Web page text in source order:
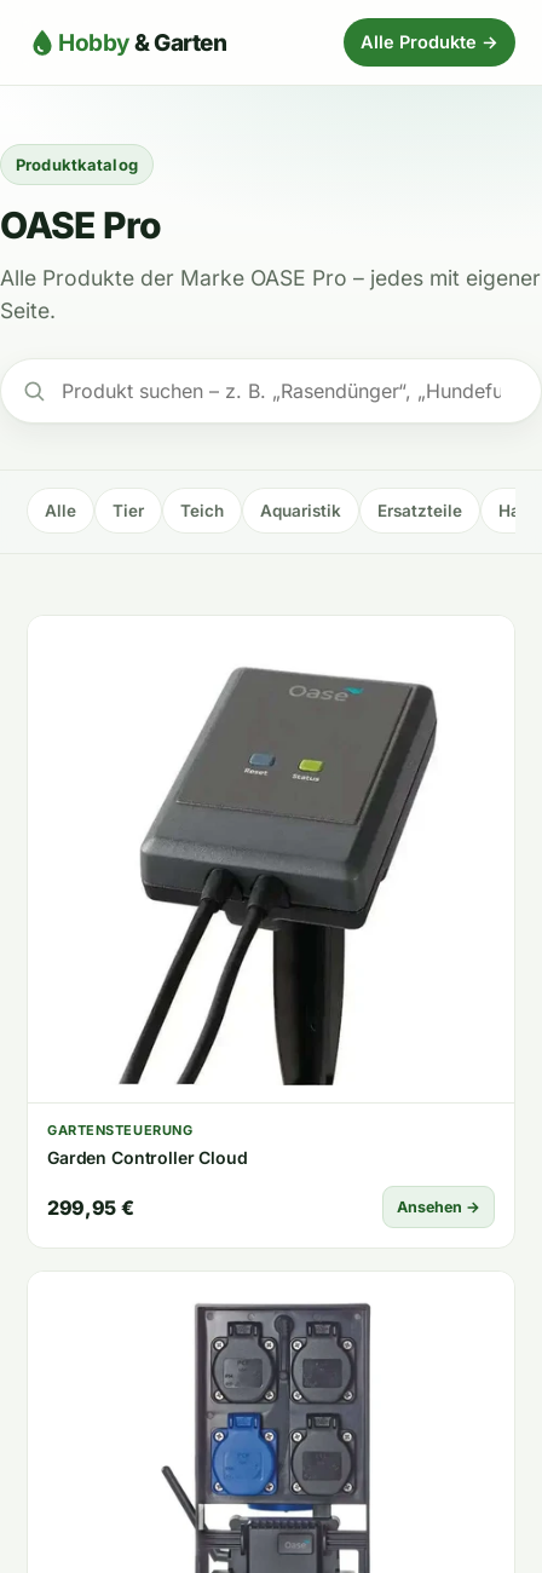
Hobby& Garten Alle Produkte →
Produktkatalog
OASE Pro
Alle Produkte der Marke OASE Pro – jedes mit eigener
Seite.
Alle Tier Teich Aquaristik Ersatzteile
GARTENSTEUERUNG
Garden Controller Cloud
299,95 € Ansehen →